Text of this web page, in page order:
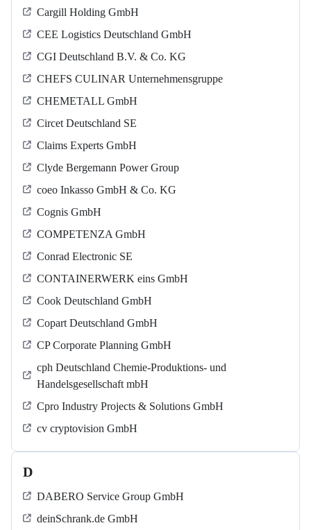
Cargill Holding GmbH
CEE Logistics Deutschland GmbH
CGI Deutschland B.V. & Co. KG
CHEFS CULINAR Unternehmensgruppe
CHEMETALL GmbH
Circet Deutschland SE
Claims Experts GmbH
Clyde Bergemann Power Group
coeo Inkasso GmbH & Co. KG
Cognis GmbH
COMPETENZA GmbH
Conrad Electronic SE
CONTAINERWERK eins GmbH
Cook Deutschland GmbH
Copart Deutschland GmbH
CP Corporate Planning GmbH
cph Deutschland Chemie-Produktions- und
Handelsgesellschaft mbH
Cpro Industry Projects & Solutions GmbH
cv cryptovision GmbH
D
DABERO Service Group GmbH
deinSchrank.de GmbH